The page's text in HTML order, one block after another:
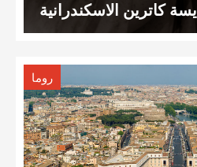
كاترين الاسكندرانية
روما